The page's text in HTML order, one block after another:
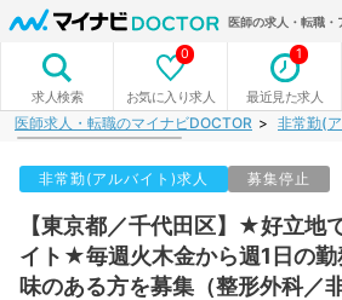
医師の求人・転職・
求人検索 お気に入り求人
0
最近見た求人
1
医師求人・転職のマイナビDOCTOR 非常勤(
非常勤(アルバイト)求人 募集停止
【東京都／千代田区】★好立地
イト★毎週火木金から週1日の
味のある方を募集（整形外科／非